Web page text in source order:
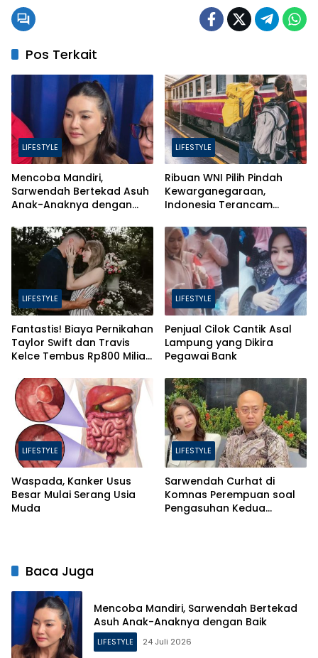
Pos Terkait
LIFESTYLE
Mencoba Mandiri,
Sarwendah Bertekad Asuh
Anak-Anaknya dengan
LIFESTYLE
Ribuan WNI Pilih Pindah
Kewarganegaraan,
Indonesia Terancam
LIFESTYLE
Fantastis! Biaya Pernikahan
Taylor Swift dan Travis
Kelce Tembus Rp800 Miliar,
LIFESTYLE
Penjual Cilok Cantik Asal
Lampung yang Dikira
Pegawai Bank
LIFESTYLE
Waspada, Kanker Usus
Besar Mulai Serang Usia
Muda
LIFESTYLE
Sarwendah Curhat di
Komnas Perempuan soal
Pengasuhan Kedua
Baca Juga
Mencoba Mandiri, Sarwendah Bertekad
Asuh Anak-Anaknya dengan Baik
LIFESTYLE 24 Juli 2026